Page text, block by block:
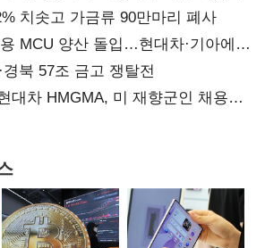
치솟고 가금류 90만마리 폐사
MCU 양산 돌입…현대차·기아에
경북 57조 금고 쟁탈전
대차 HMGMA, 미 재향군인 채용